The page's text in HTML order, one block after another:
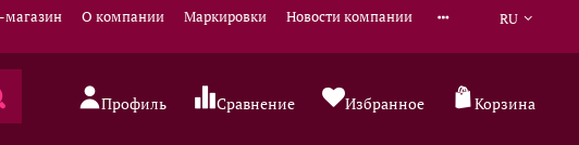
магазин О компании Маркировки Новости компании RU
Профиль Сравнение Избранное Корзина